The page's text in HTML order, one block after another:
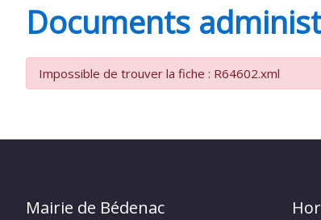
DE
Documents
Impossible de trouver la fiche : R64602.xml
Mairie de Bédenac